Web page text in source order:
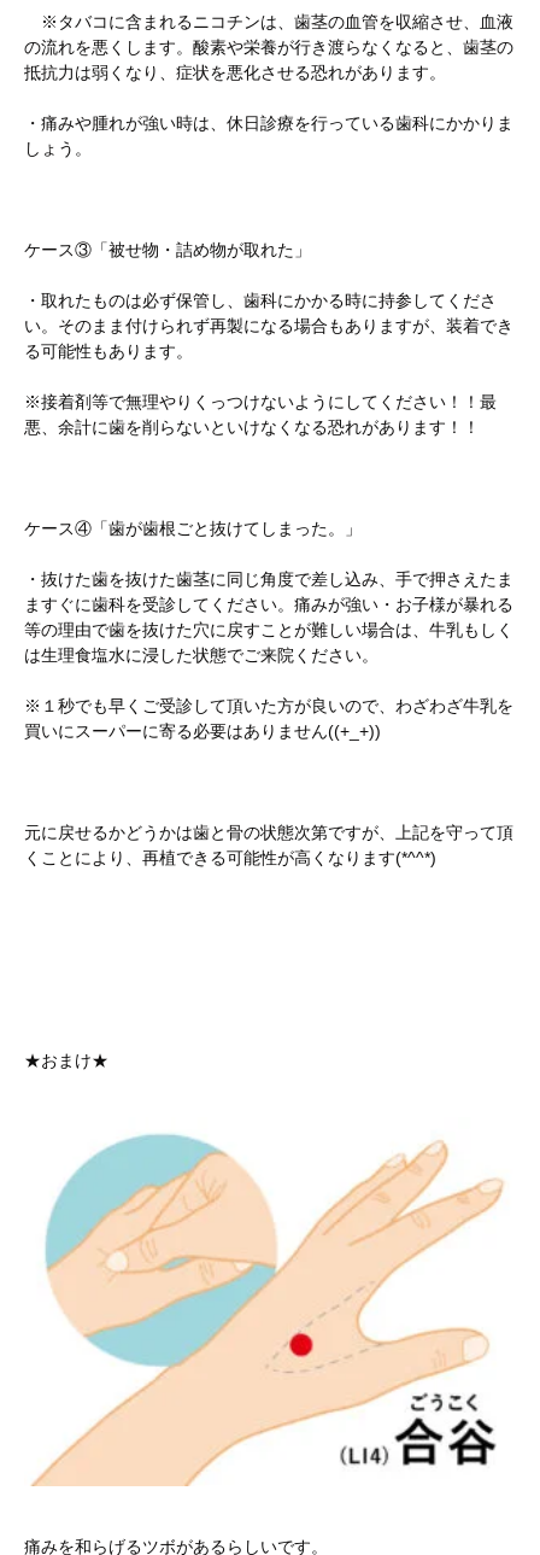
※タバコに含まれるニコチンは、歯茎の血管を収縮させ、血液
の流れを悪くします。酸素や栄養が行き渡らなくなると、歯茎の
抵抗力は弱くなり、症状を悪化させる恐れがあります。
・痛みや腫れが強い時は、休日診療を行っている歯科にかかりま
しょう。
ケース③「被せ物・詰め物が取れた」
・取れたものは必ず保管し、歯科にかかる時に持参してくださ
い。そのまま付けられず再製になる場合もありますが、装着でき
る可能性もあります。
※接着剤等で無理やりくっつけないようにしてください！！最
悪、余計に歯を削らないといけなくなる恐れがあります！！
ケース④「歯が歯根ごと抜けてしまった。」
・抜けた歯を抜けた歯茎に同じ角度で差し込み、手で押さえたま
ますぐに歯科を受診してください。痛みが強い・お子様が暴れる
等の理由で歯を抜けた穴に戻すことが難しい場合は、牛乳もしく
は生理食塩水に浸した状態でご来院ください。
※１秒でも早くご受診して頂いた方が良いので、わざわざ牛乳を
買いにスーパーに寄る必要はありません((+_+))
元に戻せるかどうかは歯と骨の状態次第ですが、上記を守って頂
くことにより、再植できる可能性が高くなります(*^^*)
★おまけ★
痛みを和らげるツボがあるらしいです。